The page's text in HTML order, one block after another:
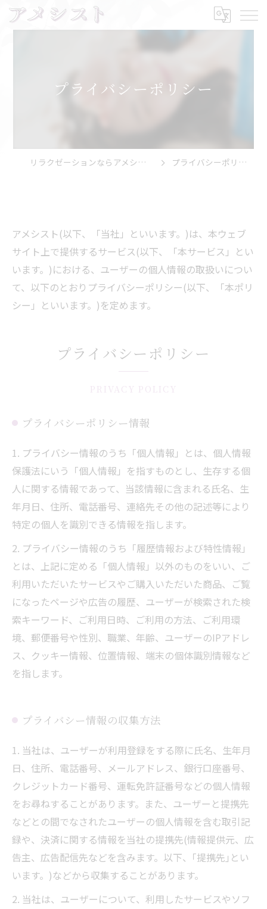
プライバシーポリシー
リラクゼーションならアメシスト プライバシーポリシー
アメシスト(以下、「当社」といいます。)は、本ウェブ
サイト上で提供するサービス(以下、「本サービス」とい
います。)における、ユーザーの個人情報の取扱いについ
て、以下のとおりプライバシーポリシー(以下、「本ポリ
シー」といいます。)を定めます。
プライバシーポリシー
PRIVACY POLICY
プライバシーポリシー情報
1. プライバシー情報のうち「個人情報」とは、個人情報
保護法にいう「個人情報」を指すものとし、生存する個
人に関する情報であって、当該情報に含まれる氏名、生
年月日、住所、電話番号、連絡先その他の記述等により
特定の個人を識別できる情報を指します。
2. プライバシー情報のうち「履歴情報および特性情報」
とは、上記に定める「個人情報」以外のものをいい、ご
利用いただいたサービスやご購入いただいた商品、ご覧
になったページや広告の履歴、ユーザーが検索された検
索キーワード、ご利用日時、ご利用の方法、ご利用環
境、郵便番号や性別、職業、年齢、ユーザーのIPアドレ
ス、クッキー情報、位置情報、端末の個体識別情報など
を指します。
プライバシー情報の収集方法
1. 当社は、ユーザーが利用登録をする際に氏名、生年月
日、住所、電話番号、メールアドレス、銀行口座番号、
クレジットカード番号、運転免許証番号などの個人情報
をお尋ねすることがあります。また、ユーザーと提携先
などとの間でなされたユーザーの個人情報を含む取引記
録や、決済に関する情報を当社の提携先(情報提供元、広
告主、広告配信先などを含みます。以下、｢提携先｣とい
います。)などから収集することがあります。
2. 当社は、ユーザーについて、利用したサービスやソフ